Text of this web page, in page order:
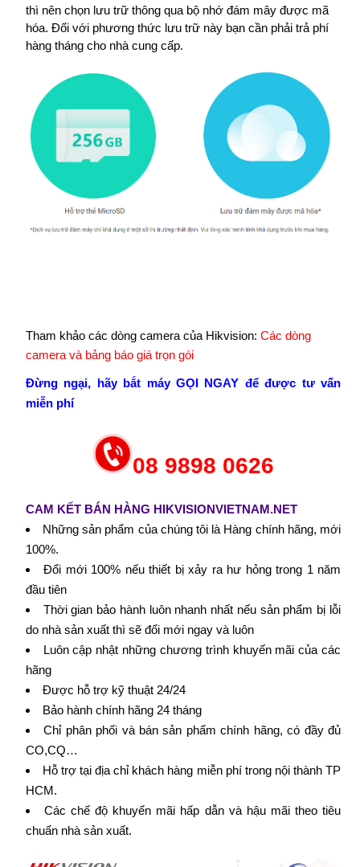
thì nên chọn lưu trữ thông qua bộ nhớ đám mây được mã
hóa. Đối với phương thức lưu trữ này bạn cần phải trả phí
hàng tháng cho nhà cung cấp.
Tham khảo các dòng camera của Hikvision: Các dòng
camera và bảng báo giá trọn gói
Đừng ngại, hãy bắt máy GỌI NGAY để được tư vấn
miễn phí
08 9898 0626
CAM KẾT BÁN HÀNG HIKVISIONVIETNAM.NET
Những sản phẩm của chúng tôi là Hàng chính hãng, mới
100%.
Đổi mới 100% nếu thiết bị xảy ra hư hỏng trong 1 năm
đầu tiên
Thời gian bảo hành luôn nhanh nhất nếu sản phẩm bị lỗi
do nhà sản xuất thì sẽ đổi mới ngay và luôn
Luôn cập nhật những chương trình khuyến mãi của các
hãng
Được hỗ trợ kỹ thuật 24/24
Bảo hành chính hãng 24 tháng
Chỉ phân phối và bán sản phẩm chính hãng, có đầy đủ
CO,CQ…
Hỗ trợ tại địa chỉ khách hàng miễn phí trong nội thành TP
HCM.
Các chế độ khuyến mãi hấp dẫn và hậu mãi theo tiêu
chuẩn nhà sản xuất.